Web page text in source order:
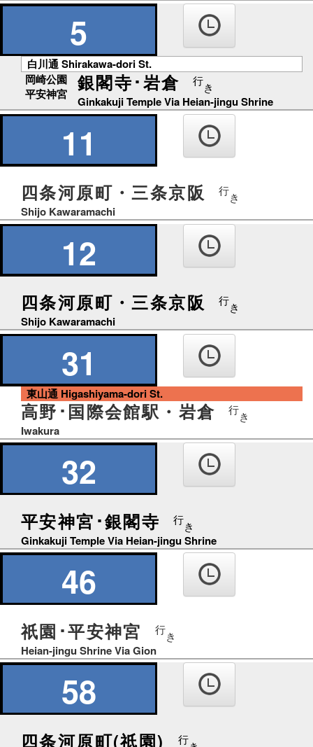
5
白川通 Shirakawa-dori St.
岡崎公園
平安神宮
銀閣寺･岩倉 行き
Ginkakuji Temple Via Heian-jingu Shrine
11
四条河原町・三条京阪 行き
Shijo Kawaramachi
12
四条河原町・三条京阪 行き
Shijo Kawaramachi
31
東山通 Higashiyama-dori St.
高野･国際会館駅・岩倉 行き
Iwakura
32
平安神宮･銀閣寺 行き
Ginkakuji Temple Via Heian-jingu Shrine
46
祇園･平安神宮 行き
Heian-jingu Shrine Via Gion
58
四条河原町(祇園) 行